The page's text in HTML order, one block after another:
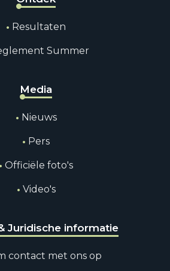
Resultaten
Summer
Media
Nieuws
Pers
Officiële foto's
Video's
Juridische informatie
contact met ons op